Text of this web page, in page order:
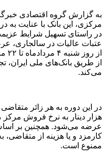
به گزارش گروه اقتصادی
مرکزی، این بانک با عنایت به
در راستای تسهیل شرایط
عتبات عالیات در سالجاری،
از طریق بانک‌های ملی ایران،
می‌کند.
عرضه می‌شود. همچنین بر
کارمزد و یا هزینه از متقاضی،
ممنوع است.